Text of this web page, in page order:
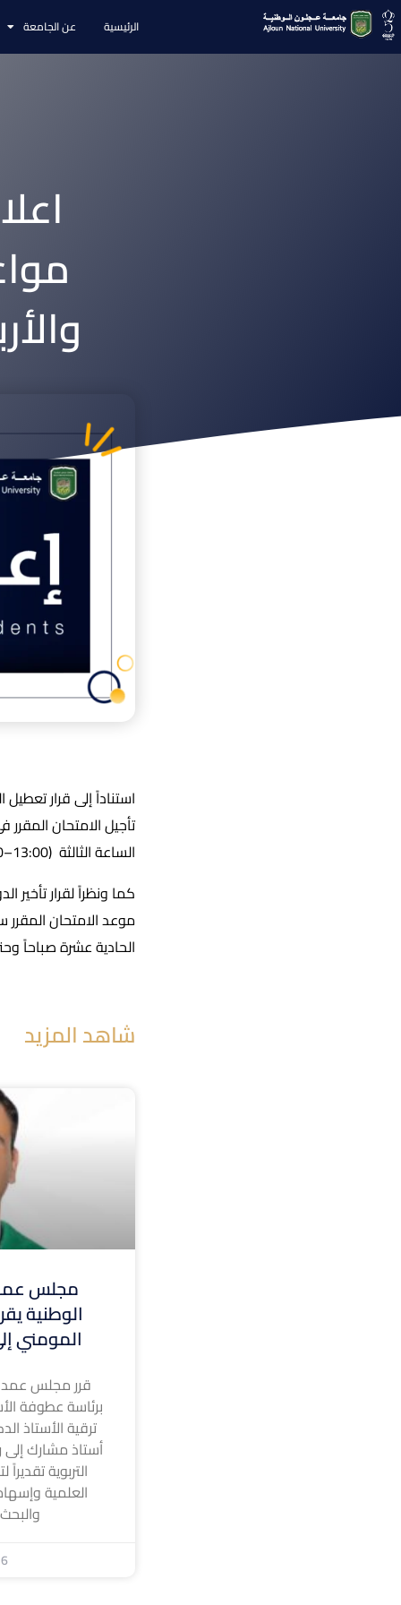
الرئيسية عن الجامعة
الساعة الثالثة (13:00–15:00).
الحادية عشرة صباحاً وحتى
شاهد المزيد
مجلس
الوطنية
المومني
قرر مجلس
برئاسة عطوفة
ترقية الأستاذ
أستاذ مشارك إلى
التربوية
العلمية